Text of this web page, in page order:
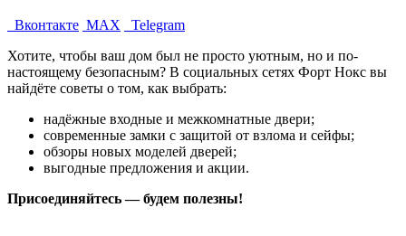
Вконтакте MAX
Telegram
Хотите, чтобы ваш дом был не просто уютным, но и по-
настоящему безопасным? В социальных сетях Форт Нокс вы
найдёте советы о том, как выбрать:
надёжные входные и межкомнатные двери;
современные замки с защитой от взлома и сейфы;
обзоры новых моделей дверей;
выгодные предложения и акции.
Присоединяйтесь — будем полезны!